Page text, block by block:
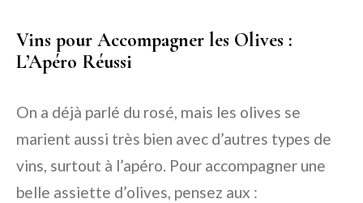
Vins pour Accompagner les Olives :
L’Apéro Réussi
On a déjà parlé du rosé, mais les olives se
marient aussi très bien avec d’autres types de
vins, surtout à l’apéro. Pour accompagner une
belle assiette d’olives, pensez aux :